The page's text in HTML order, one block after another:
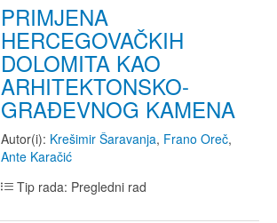
PRIMJENA
HERCEGOVAČKIH
DOLOMITA KAO
ARHITEKTONSKO-
GRAĐEVNOG KAMENA
Autor(i): Krešimir Šaravanja, Frano Oreč,
Ante Karačić
Tip rada: Pregledni rad